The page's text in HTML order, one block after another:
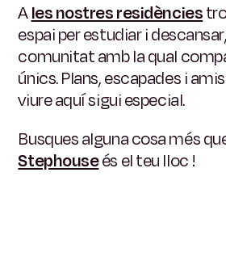
Ales nostres residències
espai per estudiar i
comunitat amb la qual
únics. Plans, escapades i
viure aquí sigui especial.
Busques alguna cosa més
Stephouseés el teu lloc !